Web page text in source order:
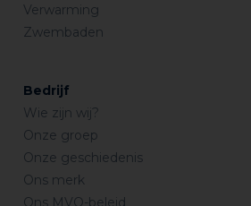
Verwarming
Zwembaden
Bedrijf
Wie zijn wij?
Onze groep
Onze geschiedenis
Ons merk
Ons MVO-beleid